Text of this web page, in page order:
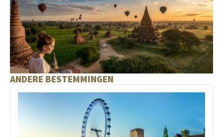
ANDERE BESTEMMINGEN